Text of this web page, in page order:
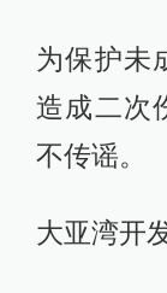
为保护未
造成二次
不传谣。
大亚湾开